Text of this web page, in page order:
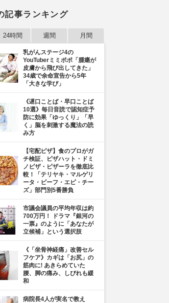
記事ランキング
24時間 週間 月間
乳がんステージ4の
YouTuberミミポポ「腫瘍が
皮膚から飛び出してきた」
34歳で余命宣告から5年
「大きな学び」
《遅口ことば・早口ことば
10選》毎日音読で認知症予
防に効果「ゆっくり」「早
く」脳を刺激する魔法の読
み方
【宅配ピザ】食のプロがガ
チ検証、ピザハット・ドミ
ノピザ・ピザーラを徹底比
較！「テリヤキ・マルゲリ
ータ・ビーフ・エビ・チー
ズ」部門別5番勝負
市議会議員の平均年収は約
700万円！ ドラマ『銀河の
一票』のように「あなたが
立候補」という選択肢
《「坐骨神経痛」改善セル
フケア》カギは「お尻」の
筋肉に! あきらめていた
腰、脚の痛み、しびれも緩
和
病院長4人が実名で教え